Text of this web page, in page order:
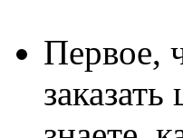
Первое,